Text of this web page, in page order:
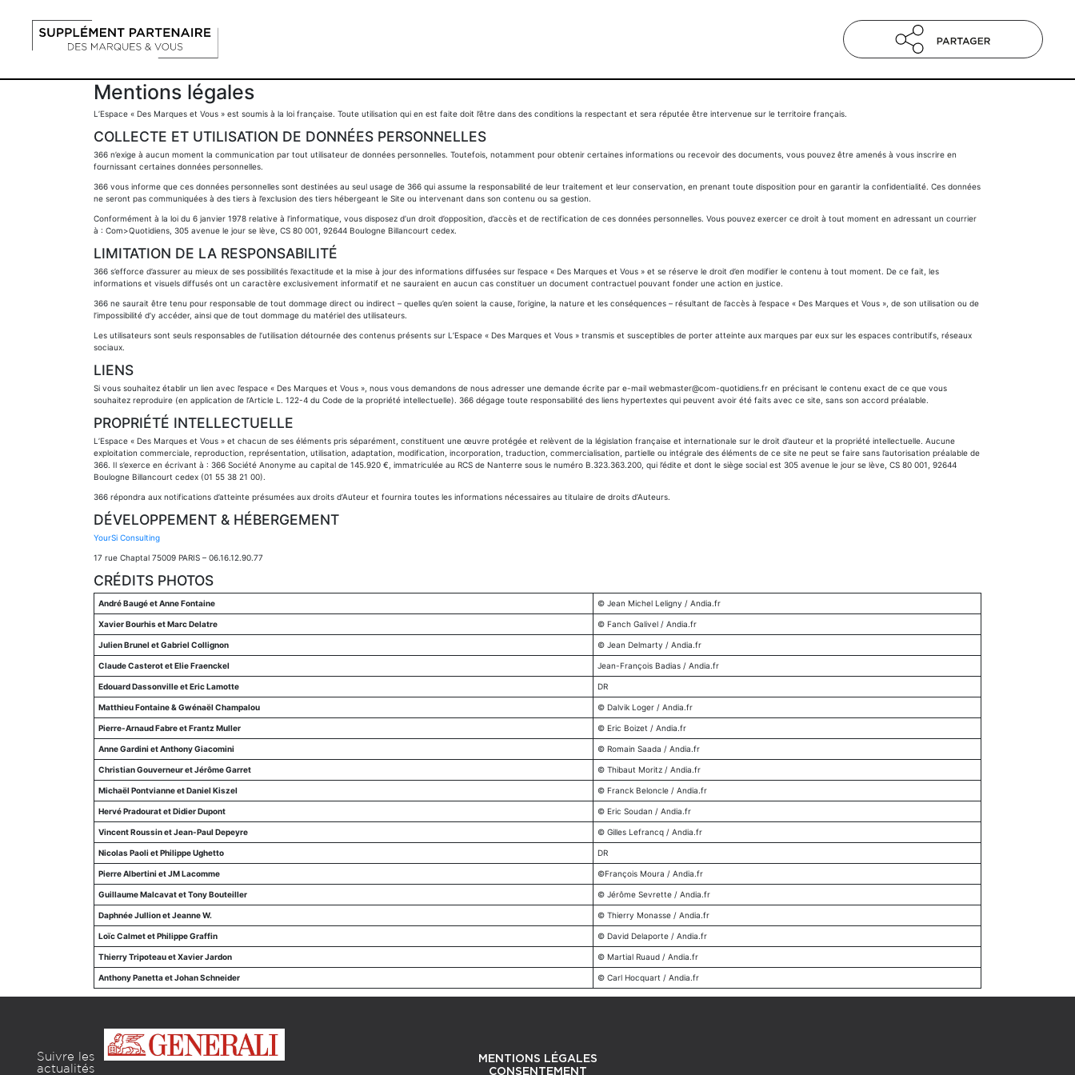
Mentions légales
L’Espace « Des Marques et Vous » est soumis à la loi française. Toute utilisation qui en est faite doit l’être dans des conditions la respectant et sera réputée être intervenue sur le territoire français.
COLLECTE ET UTILISATION DE DONNÉES PERSONNELLES
366 n’exige à aucun moment la communication par tout utilisateur de données personnelles. Toutefois, notamment pour obtenir certaines informations ou recevoir des documents, vous pouvez être amenés à vous inscrire en
fournissant certaines données personnelles.
366 vous informe que ces données personnelles sont destinées au seul usage de 366 qui assume la responsabilité de leur traitement et leur conservation, en prenant toute disposition pour en garantir la confidentialité. Ces données
ne seront pas communiquées à des tiers à l’exclusion des tiers hébergeant le Site ou intervenant dans son contenu ou sa gestion.
Conformément à la loi du 6 janvier 1978 relative à l’informatique, vous disposez d’un droit d’opposition, d’accès et de rectification de ces données personnelles. Vous pouvez exercer ce droit à tout moment en adressant un courrier
à : Com>Quotidiens, 305 avenue le jour se lève, CS 80 001, 92644 Boulogne Billancourt cedex.
LIMITATION DE LA RESPONSABILITÉ
366 s’efforce d’assurer au mieux de ses possibilités l’exactitude et la mise à jour des informations diffusées sur l’espace « Des Marques et Vous » et se réserve le droit d’en modifier le contenu à tout moment. De ce fait, les
informations et visuels diffusés ont un caractère exclusivement informatif et ne sauraient en aucun cas constituer un document contractuel pouvant fonder une action en justice.
366 ne saurait être tenu pour responsable de tout dommage direct ou indirect – quelles qu’en soient la cause, l’origine, la nature et les conséquences – résultant de l’accès à l’espace « Des Marques et Vous », de son utilisation ou de
l’impossibilité d’y accéder, ainsi que de tout dommage du matériel des utilisateurs.
Les utilisateurs sont seuls responsables de l’utilisation détournée des contenus présents sur L’Espace « Des Marques et Vous » transmis et susceptibles de porter atteinte aux marques par eux sur les espaces contributifs, réseaux
sociaux.
LIENS
Si vous souhaitez établir un lien avec l’espace « Des Marques et Vous », nous vous demandons de nous adresser une demande écrite par e-mail webmaster@com-quotidiens.fr en précisant le contenu exact de ce que vous
souhaitez reproduire (en application de l’Article L. 122-4 du Code de la propriété intellectuelle). 366 dégage toute responsabilité des liens hypertextes qui peuvent avoir été faits avec ce site, sans son accord préalable.
PROPRIÉTÉ INTELLECTUELLE
L’Espace « Des Marques et Vous » et chacun de ses éléments pris séparément, constituent une œuvre protégée et relèvent de la législation française et internationale sur le droit d’auteur et la propriété intellectuelle. Aucune
exploitation commerciale, reproduction, représentation, utilisation, adaptation, modification, incorporation, traduction, commercialisation, partielle ou intégrale des éléments de ce site ne peut se faire sans l’autorisation préalable de
366. Il s’exerce en écrivant à : 366 Société Anonyme au capital de 145.920 €, immatriculée au RCS de Nanterre sous le numéro B.323.363.200, qui l’édite et dont le siège social est 305 avenue le jour se lève, CS 80 001, 92644
Boulogne Billancourt cedex (01 55 38 21 00).
366 répondra aux notifications d’atteinte présumées aux droits d’Auteur et fournira toutes les informations nécessaires au titulaire de droits d’Auteurs.
DÉVELOPPEMENT & HÉBERGEMENT
YourSi Consulting
17 rue Chaptal 75009 PARIS – 06.16.12.90.77
CRÉDITS PHOTOS
André Baugé et Anne Fontaine © Jean Michel Leligny / Andia.fr
Xavier Bourhis et Marc Delatre © Fanch Galivel / Andia.fr
Julien Brunel et Gabriel Collignon © Jean Delmarty / Andia.fr
Claude Casterot et Elie Fraenckel Jean-François Badias / Andia.fr
Edouard Dassonville et Eric Lamotte DR
Matthieu Fontaine & Gwénaël Champalou © Dalvik Loger / Andia.fr
Pierre-Arnaud Fabre et Frantz Muller © Eric Boizet / Andia.fr
Anne Gardini et Anthony Giacomini © Romain Saada / Andia.fr
Christian Gouverneur et Jérôme Garret © Thibaut Moritz / Andia.fr
Michaël Pontvianne et Daniel Kiszel © Franck Beloncle / Andia.fr
Hervé Pradourat et Didier Dupont © Eric Soudan / Andia.fr
Vincent Roussin et Jean-Paul Depeyre © Gilles Lefrancq / Andia.fr
Nicolas Paoli et Philippe Ughetto DR
Pierre Albertini et JM Lacomme ©François Moura / Andia.fr
Guillaume Malcavat et Tony Bouteiller © Jérôme Sevrette / Andia.fr
Daphnée Jullion et Jeanne W. © Thierry Monasse / Andia.fr
Loïc Calmet et Philippe Graffin © David Delaporte / Andia.fr
Thierry Tripoteau et Xavier Jardon © Martial Ruaud / Andia.fr
Anthony Panetta et Johan Schneider © Carl Hocquart / Andia.fr
MENTIONS LÉGALES
CONSENTEMENT